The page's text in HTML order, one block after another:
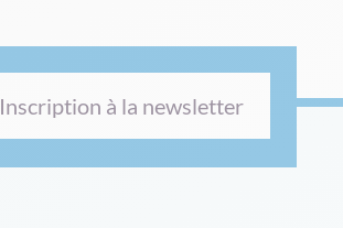
Inscription à la newsletter